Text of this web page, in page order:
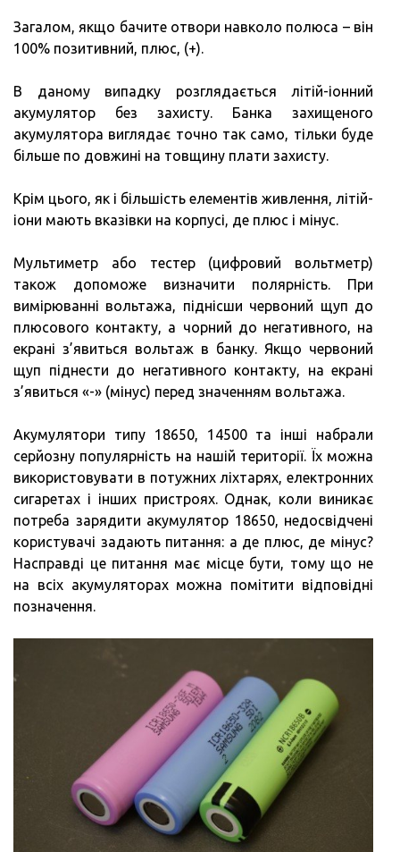
Загалом, якщо бачите отвори навколо полюса – він
100% позитивний, плюс, (+).
В даному випадку розглядається літій-іонний
акумулятор без захисту. Банка захищеного
акумулятора виглядає точно так само, тільки буде
більше по довжині на товщину плати захисту.
Крім цього, як і більшість елементів живлення, літій-
іони мають вказівки на корпусі, де плюс і мінус.
Мультиметр або тестер (цифровий вольтметр)
також допоможе визначити полярність. При
вимірюванні вольтажа, піднісши червоний щуп до
плюсового контакту, а чорний до негативного, на
екрані з’явиться вольтаж в банку. Якщо червоний
щуп піднести до негативного контакту, на екрані
з’явиться «-» (мінус) перед значенням вольтажа.
Акумулятори типу 18650, 14500 та інші набрали
серйозну популярність на нашій території. Їх можна
використовувати в потужних ліхтарях, електронних
сигаретах і інших пристроях. Однак, коли виникає
потреба зарядити акумулятор 18650, недосвідчені
користувачі задають питання: а де плюс, де мінус?
Насправді це питання має місце бути, тому що не
на всіх акумуляторах можна помітити відповідні
позначення.